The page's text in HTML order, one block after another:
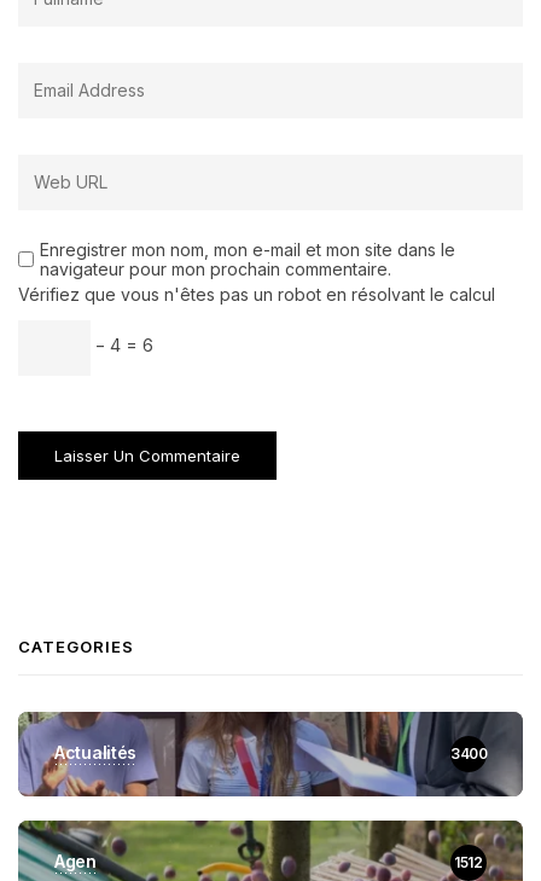
Enregistrer mon nom, mon e-mail et mon site dans le
navigateur pour mon prochain commentaire.
Vérifiez que vous n'êtes pas un robot en résolvant le calcul
− 4 = 6
CATEGORIES
Actualités 3400
Agen 1512